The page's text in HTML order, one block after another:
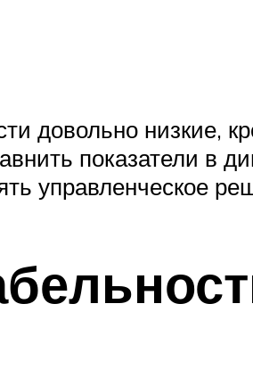
довольно низкие,
показатели в
управленческое